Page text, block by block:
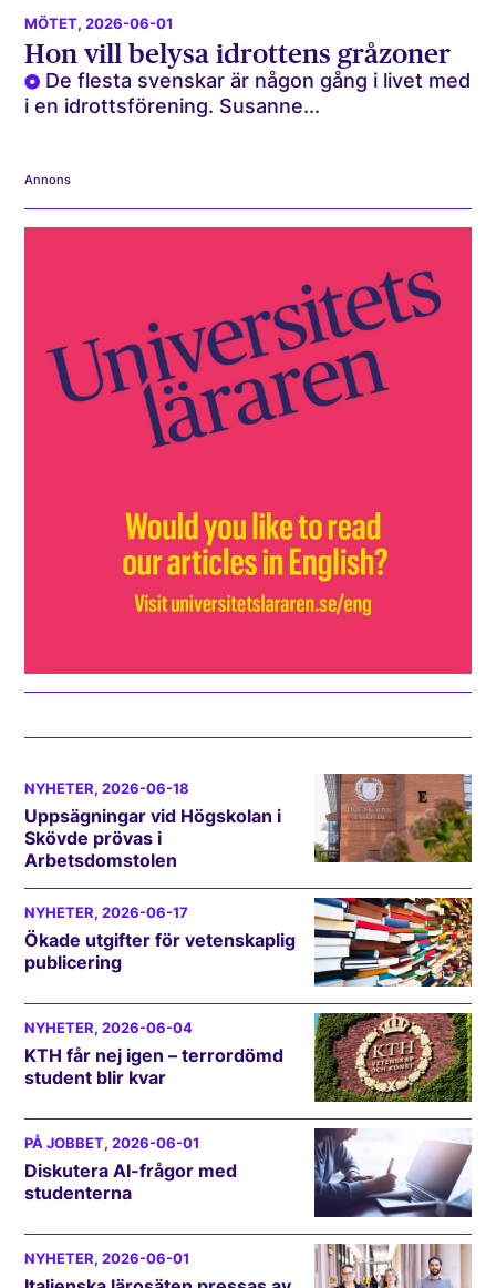
MÖTET, 2026-06-01
Hon vill belysa idrottens gråzoner
De flesta svenskar är någon gång i livet med
i en idrottsförening. Susanne...
Annons
NYHETER, 2026-06-18
Uppsägningar vid Högskolan i
Skövde prövas i
Arbetsdomstolen
NYHETER, 2026-06-17
Ökade utgifter för vetenskaplig
publicering
NYHETER, 2026-06-04
KTH får nej igen – terrordömd
student blir kvar
PÅ JOBBET, 2026-06-01
Diskutera AI-frågor med
studenterna
NYHETER, 2026-06-01